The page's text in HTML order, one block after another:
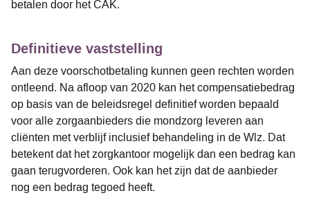
betalen door het CAK.
Definitieve vaststelling
Aan deze voorschotbetaling kunnen geen rechten worden
ontleend. Na afloop van 2020 kan het compensatiebedrag
op basis van de beleidsregel definitief worden bepaald
voor alle zorgaanbieders die mondzorg leveren aan
cliënten met verblijf inclusief behandeling in de Wlz. Dat
betekent dat het zorgkantoor mogelijk dan een bedrag kan
gaan terugvorderen. Ook kan het zijn dat de aanbieder
nog een bedrag tegoed heeft.